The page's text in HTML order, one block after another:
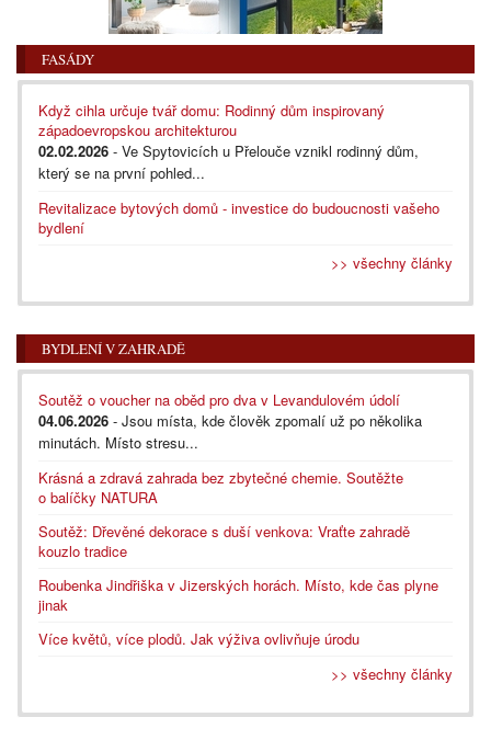
FASÁDY
Když cihla určuje tvář domu: Rodinný dům inspirovaný
západoevropskou architekturou
02.02.2026 - Ve Spytovicích u Přelouče vznikl rodinný dům,
který se na první pohled...
Revitalizace bytových domů - investice do budoucnosti vašeho
bydlení
>> všechny články
BYDLENÍ V ZAHRADĚ
Soutěž o voucher na oběd pro dva v Levandulovém údolí
04.06.2026 - Jsou místa, kde člověk zpomalí už po několika
minutách. Místo stresu...
Krásná a zdravá zahrada bez zbytečné chemie. Soutěžte
o balíčky NATURA
Soutěž: Dřevěné dekorace s duší venkova: Vraťte zahradě
kouzlo tradice
Roubenka Jindřiška v Jizerských horách. Místo, kde čas plyne
jinak
Více květů, více plodů. Jak výživa ovlivňuje úrodu
>> všechny články